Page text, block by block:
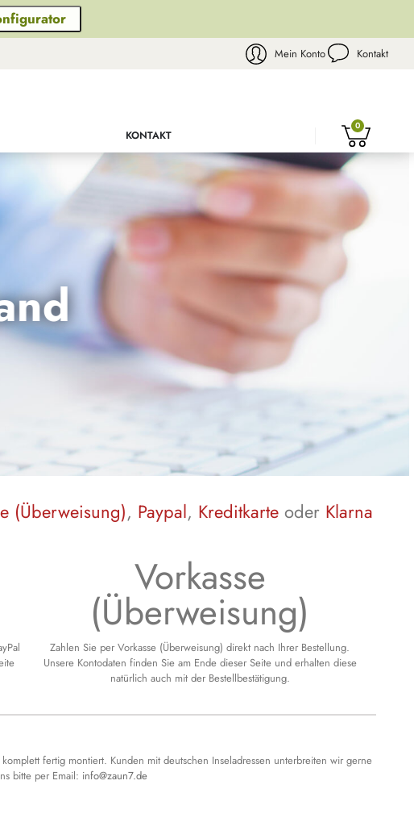
Mein Konto Kontakt
KONTAKT
0
(Überweisung), Paypal, Kreditkarteoder Klarna
Vorkasse
(Überweisung)
Zahlen Sie per Vorkasse (Überweisung) direkt nach Ihrer Bestellung.
Unsere Kontodaten finden Sie am Ende dieser Seite und erhalten diese
natürlich auch mit der Bestellbestätigung.
fertig montiert. Kunden mit deutschen Inseladressen unterbreiten wir gerne
bitte per Email: info@zaun7.de